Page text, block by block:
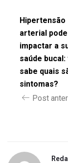
Hipertensão
arterial pode
impactar a
saúde
sabe quais
sintomas?
Post